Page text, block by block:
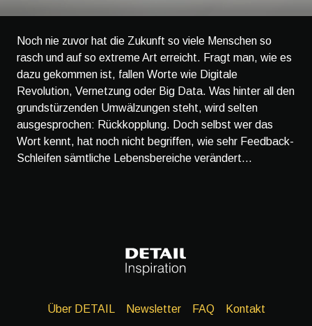
Noch nie zuvor hat die Zukunft so viele Menschen so
rasch und auf so extreme Art erreicht. Fragt man, wie es
dazu gekommen ist, fallen Worte wie Digitale
Revolution, Vernetzung oder Big Data. Was hinter all den
grundstürzenden Umwälzungen steht, wird selten
ausgesprochen: Rückkopplung. Doch selbst wer das
Wort kennt, hat noch nicht begriffen, wie sehr Feedback-
Schleifen sämtliche Lebensbereiche verändert...
Über DETAIL Newsletter FAQ
Kontakt